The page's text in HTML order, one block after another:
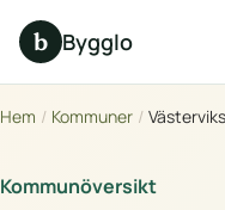
b Bygglo
Hem / Kommuner /
Kommunöversikt